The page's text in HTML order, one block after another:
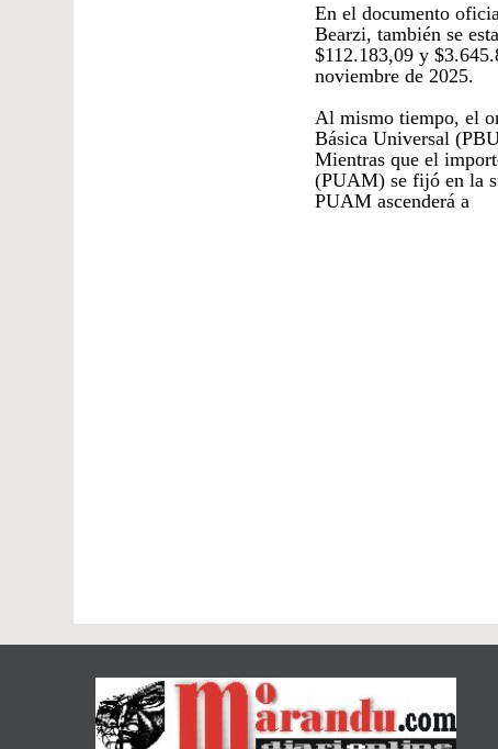
En el documento
Bearzi, también se
$112.183,09 y
noviembre de 2025.
Al mismo tiempo, el
Básica Universal
Mientras que el
(PUAM) se fijó en la
PUAM ascenderá a